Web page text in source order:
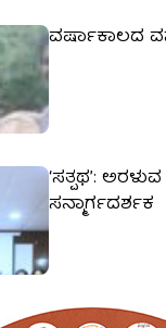
ವರ್ಷಾಕಾಲದ
‘ಸತ್ಪಥ’:
ಸನ್ಮಾರ್ಗದರ್ಶಕ